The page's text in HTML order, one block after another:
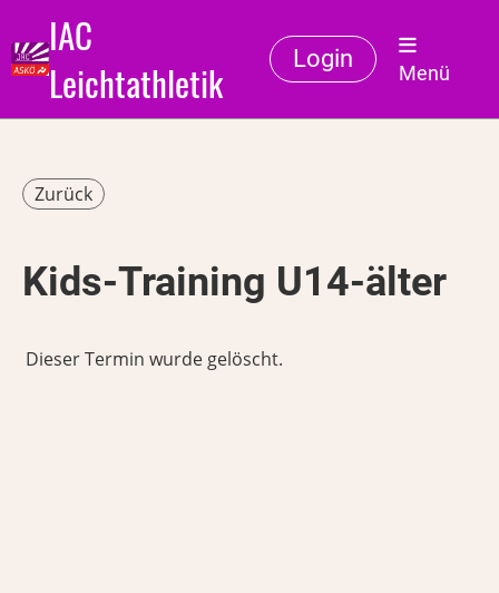
IAC
Leichtathletik
Login
Menü
Zurück
Kids-Training U14-älter
Dieser Termin wurde gelöscht.